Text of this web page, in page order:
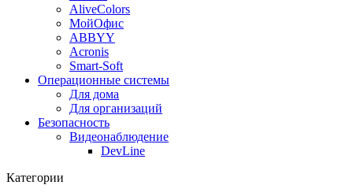
AliveColors
МойОфис
ABBYY
Acronis
Smart-Soft
Операционные системы
Для дома
Для организаций
Безопасность
Видеонаблюдение
DevLine
Категории